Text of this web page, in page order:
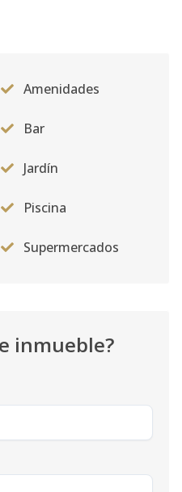
Amenidades
Bar
Jardín
Piscina
Supermercados
inmueble?